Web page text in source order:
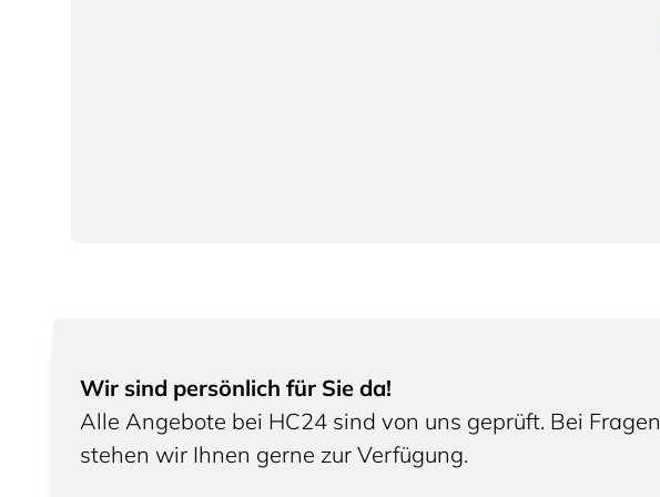
Wir sind persönlich für Sie da!
Alle Angebote bei HC24 sind von uns geprüft. Bei Fragen
stehen wir Ihnen gerne zur Verfügung.